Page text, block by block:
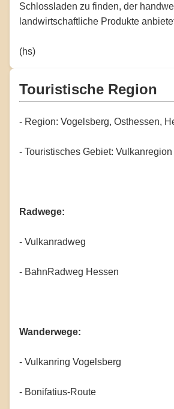
Schlossladen zu finden, der
landwirtschaftliche Produkte
(hs)
Touristische Region
- Region: Vogelsberg, Osthessen,
- Touristisches Gebiet:
Radwege:
- Vulkanradweg
- BahnRadweg Hessen
Wanderwege:
- Vulkanring Vogelsberg
- Bonifatius-Route